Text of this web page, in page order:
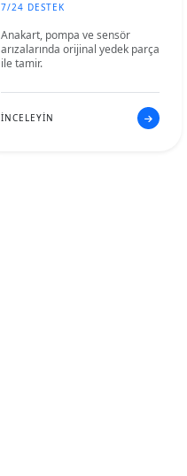
7/24 DESTEK
Anakart, pompa ve sensör
arızalarında orijinal yedek parça
ile tamir.
İNCELEYİN